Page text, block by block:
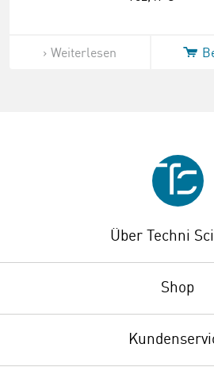
Weiterlesen
Über Techni
Shop